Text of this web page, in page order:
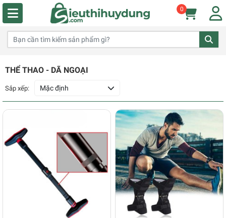
0
THỂ THAO - DÃ NGOẠI
Sắp xếp: Mặc định